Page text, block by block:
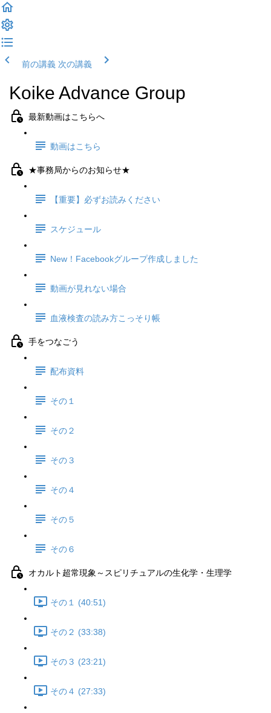
前の講義 次の講義
Koike Advance Group
最新動画はこちらへ
動画はこちら
★事務局からのお知らせ★
【重要】必ずお読みください
スケジュール
New！Facebookグループ作成しました
動画が見れない場合
血液検査の読み方こっそり帳
手をつなごう
配布資料
その１
その２
その３
その４
その５
その６
オカルト超常現象～スピリチュアルの生化学・生理学
その１ (40:51)
その２ (33:38)
その３ (23:21)
その４ (27:33)